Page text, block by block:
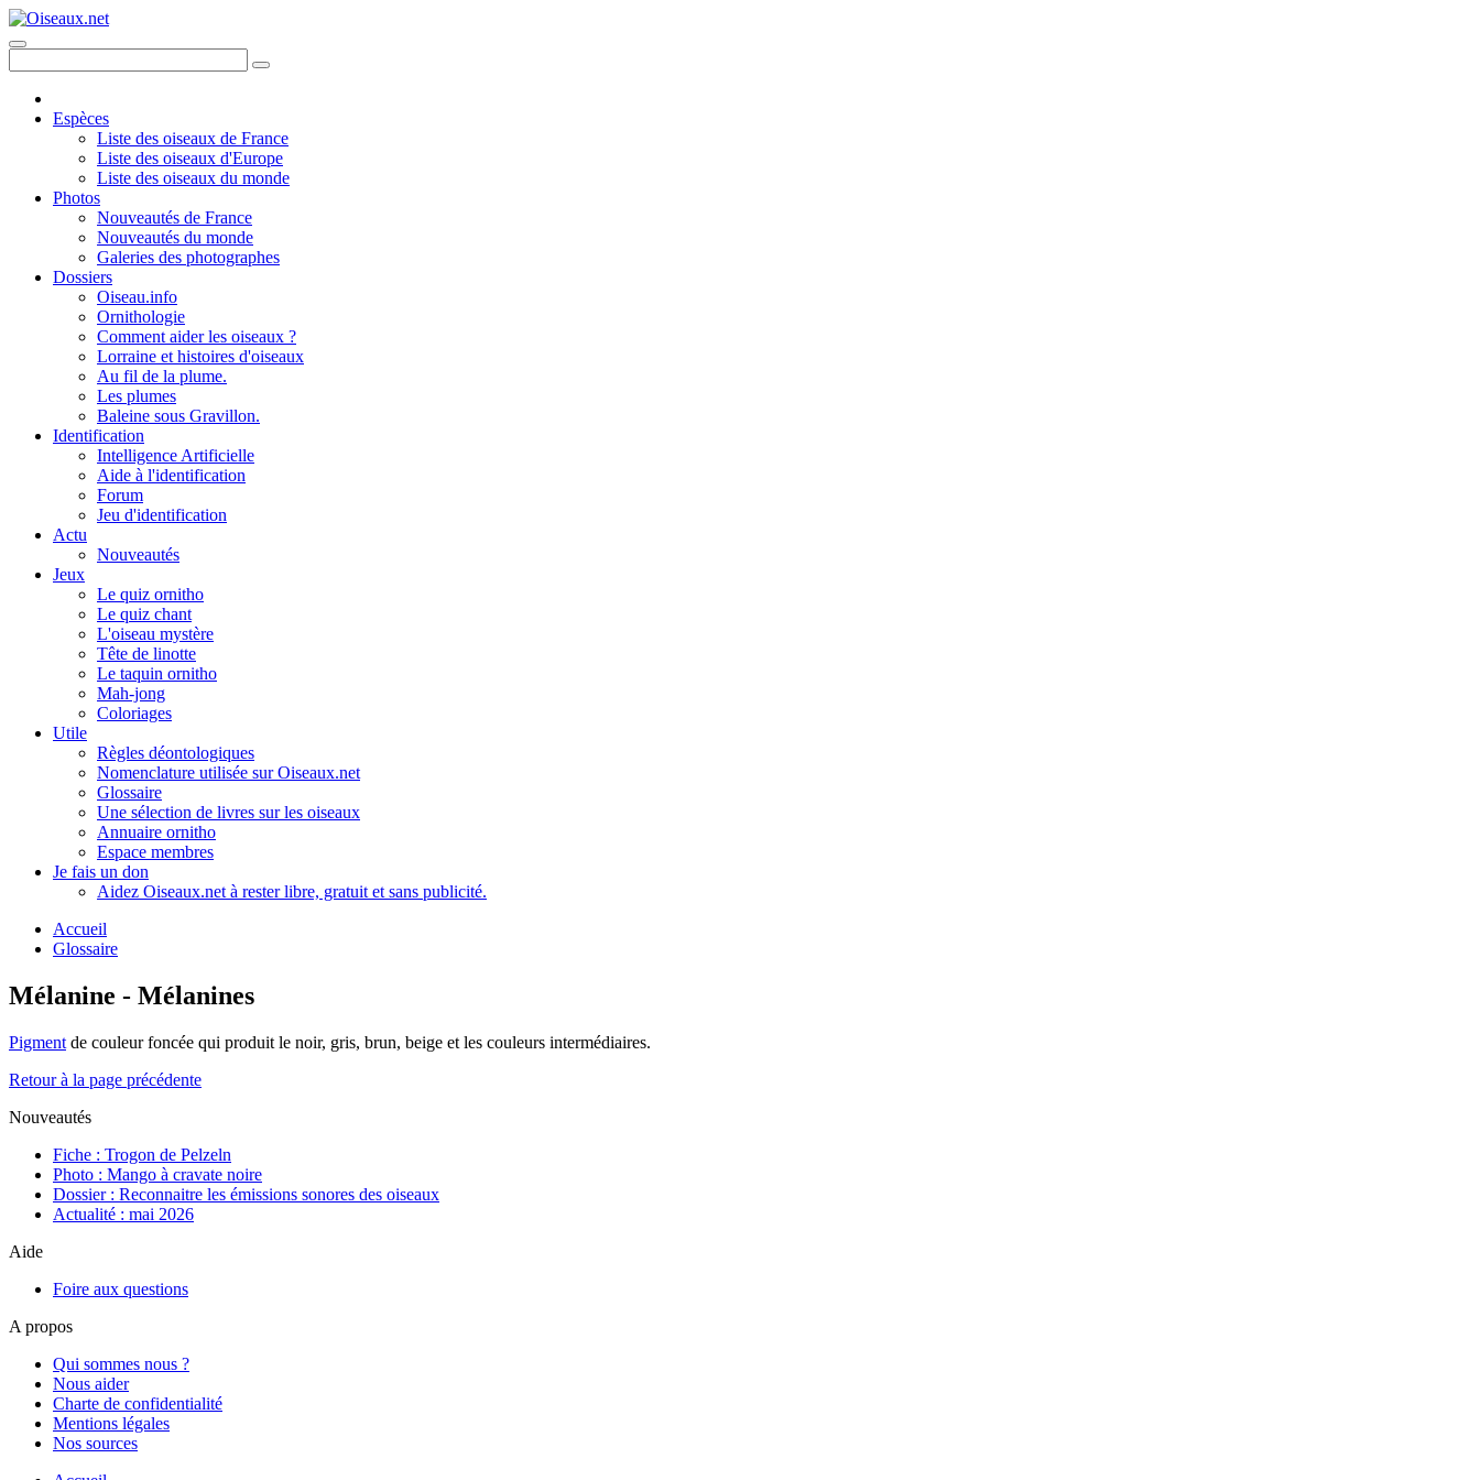
Espèces
Liste des oiseaux de France
Liste des oiseaux d'Europe
Liste des oiseaux du monde
Photos
Nouveautés de France
Nouveautés du monde
Galeries des photographes
Dossiers
Oiseau.info
Ornithologie
Comment aider les oiseaux ?
Lorraine et histoires d'oiseaux
Au fil de la plume.
Les plumes
Baleine sous Gravillon.
Identification
Intelligence Artificielle
Aide à l'identification
Forum
Jeu d'identification
Actu
Nouveautés
Jeux
Le quiz ornitho
Le quiz chant
L'oiseau mystère
Tête de linotte
Le taquin ornitho
Mah-jong
Coloriages
Utile
Règles déontologiques
Nomenclature utilisée sur Oiseaux.net
Glossaire
Une sélection de livres sur les oiseaux
Annuaire ornitho
Espace membres
Je fais un don
Aidez Oiseaux.net à rester libre, gratuit et sans publicité.
Accueil
Glossaire
Mélanine - Mélanines
Pigment de couleur foncée qui produit le noir, gris, brun, beige et les couleurs intermédiaires.
Retour à la page précédente
Nouveautés
Fiche : Trogon de Pelzeln
Photo : Mango à cravate noire
Dossier : Reconnaitre les émissions sonores des oiseaux
Actualité : mai 2026
Aide
Foire aux questions
A propos
Qui sommes nous ?
Nous aider
Charte de confidentialité
Mentions légales
Nos sources